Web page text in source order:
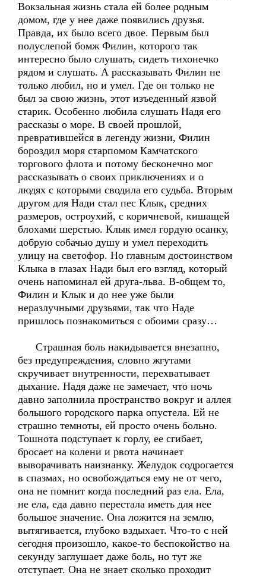
Вокзальная жизнь стала ей более родным
домом, где у нее даже появились друзья.
Правда, их было всего двое. Первым был
полуслепой бомж Филин, которого так
интересно было слушать, сидеть тихонечко
рядом и слушать. А рассказывать Филин не
только любил, но и умел. Где он только не
был за свою жизнь, этот изъеденный язвой
старик. Особенно любила слушать Надя его
рассказы о море. В своей прошлой,
превратившейся в легенду жизни, Филин
бороздил моря старпомом Камчатского
торгового флота и потому бесконечно мог
рассказывать о своих приключениях и о
людях с которыми сводила его судьба. Вторым
другом для Нади стал пес Клык, средних
размеров, остроухий, с коричневой, кишащей
блохами шерстью. Клык имел гордую осанку,
добрую собачью душу и умел переходить
улицу на светофор. Но главным достоинством
Клыка в глазах Нади был его взгляд, который
очень напоминал ей друга-льва. В-общем то,
Филин и Клык и до нее уже были
неразлучными друзьями, так что Наде
пришлось познакомиться с обоими сразу…
Страшная боль накидывается внезапно,
без предупреждения, словно жгутами
скручивает внутренности, перехватывает
дыхание. Надя даже не замечает, что ночь
давно заполнила пространство вокруг и аллея
большого городского парка опустела. Ей не
страшно темноты, ей просто очень больно.
Тошнота подступает к горлу, ее сгибает,
бросает на колени и рвота начинает
выворачивать наизнанку. Желудок содрогается
в спазмах, но освобождаться ему не от чего,
она не помнит когда последний раз ела. Ела,
не ела, еда давно перестала иметь для нее
большое значение. Она ложится на землю,
вытягивается, глубоко вздыхает. Что-то с ней
сегодня произошло, какое-то беспокойство на
секунду заглушает даже боль, но тут же
отступает. Она не знает сколько проходит